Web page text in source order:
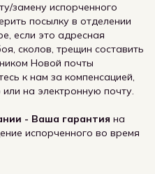
замену испорченного
посылку в отделении
если это адресная
сколов, трещин составить
Новой почты
к нам за компенсацией,
на электронную почту.
- Ваша гарантия на
испорченного во время